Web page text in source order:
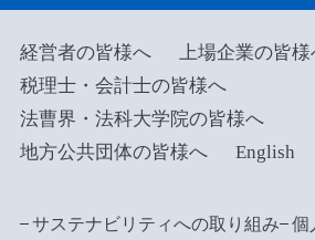
経営者の皆様へ
上場企業の皆
税理士・会計士の皆様へ
法曹界・法科大学院の皆様へ
地方公共団体の皆様へ
English
サステナビリティへの取り組み
個